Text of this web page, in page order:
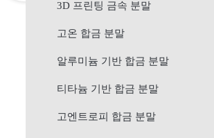
3D 프린팅 금속 분말
고온 합금 분말
알루미늄 기반 합금 분말
티타늄 기반 합금 분말
고엔트로피 합금 분말